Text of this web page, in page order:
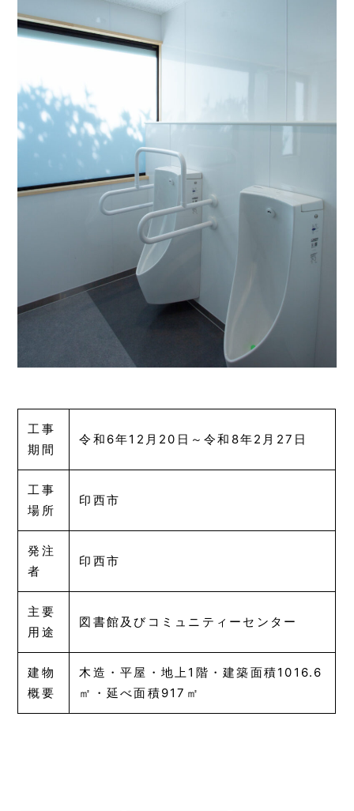
工事
期間
令和6年12月20日～令和8年2月27日
工事
場所
印西市
発注
者
印西市
主要
用途
図書館及びコミュニティーセンター
建物
概要
木造・平屋・地上1階・建築面積1016.6
㎡・延べ面積917㎡